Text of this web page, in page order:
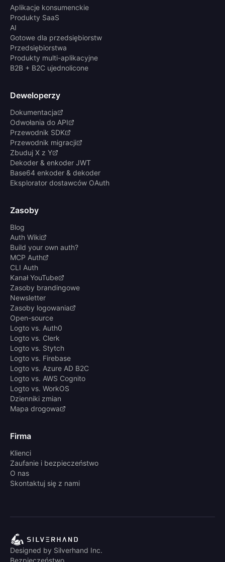
Aplikacje konsumenckie
Produkty SaaS
AI
Gotowe dla przedsiębiorstw
Przedsiębiorstwa
Produkty multi-aplikacyjne
B2B + B2C ujednolicone
Deweloperzy
Dokumentacja
Odwołania do API
Przewodnik SDK
Przewodnik migracji
Zbuduj X z Y
Dekoder & enkoder JWT
Base64 enkoder & dekoder
Eksplorator dostawców OAuth
Zasoby
Blog
Auth Wiki
Build your own auth?
MCP Auth
CLI Auth
Kanał YouTube
Zasoby brandingowe
Newsletter
Zasoby logowania
Open-source
Logto vs. Auth0
Logto vs. Clerk
Logto vs. Stytch
Logto vs. Firebase
Logto vs. Azure AD B2C
Logto vs. AWS Cognito
Logto vs. WorkOS
Dzienniki zmian
Mapa drogowa
Firma
Klienci
Zaufanie i bezpieczeństwo
O nas
Skontaktuj się z nami
Designed by Silverhand Inc.